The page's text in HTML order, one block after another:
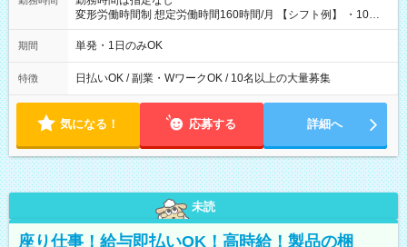
変形労働時間制 想定労働時間160時間/月 【シフト例】 ・10：
00～20：00
期間 単発・1日のみOK
特徴 日払いOK / 副業・WワークOK / 10名以上の大量募集
気になる！ 応募する 詳細へ
未読
座り仕事！給与即払いOK！高時給！製品の梱